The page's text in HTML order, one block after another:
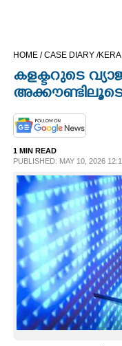
LIFESTYLE
SPIRITUAL
INFO+
ART
HOME /CASE DIARY /
കളക്ടറുടെ
അക്കൗണ്ടിലൂടെ
1 MIN READ
PUBLISHED: MAY 10, 2026